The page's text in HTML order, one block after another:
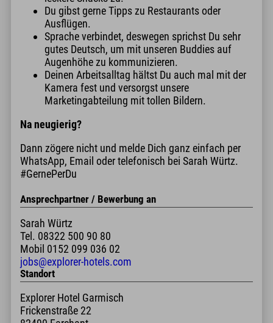
Du gibst gerne Tipps zu Restaurants oder
Ausflügen.
Sprache verbindet, deswegen sprichst Du sehr
gutes Deutsch, um mit unseren Buddies auf
Augenhöhe zu kommunizieren.
Deinen Arbeitsalltag hältst Du auch mal mit der
Kamera fest und versorgst unsere
Marketingabteilung mit tollen Bildern.
Na neugierig?
Dann zögere nicht und melde Dich ganz einfach per
WhatsApp, Email oder telefonisch bei Sarah Würtz.
#GernePerDu
Ansprechpartner / Bewerbung an
Sarah Würtz
Tel. 08322 500 90 80
Mobil 0152 099 036 02
jobs@explorer-hotels.com
Standort
Explorer Hotel Garmisch
Frickenstraße 22